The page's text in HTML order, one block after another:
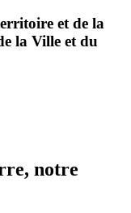
et de la
la Ville et du
notre